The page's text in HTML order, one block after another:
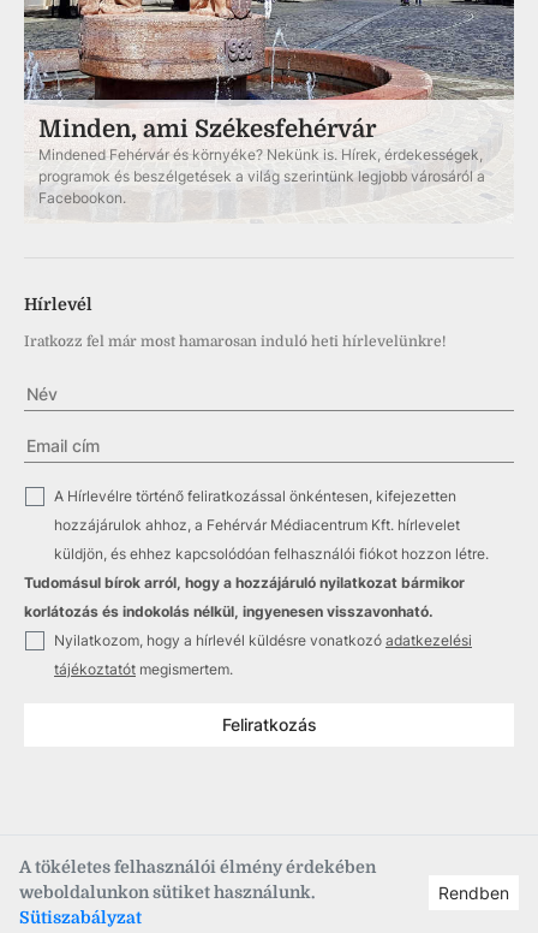
A tökéletes felhasználói élmény érdekében
weboldalunkon sütiket használunk.
Sütiszabályzat
Rendben
Minden, ami Székesfehérvár
Mindened Fehérvár és környéke? Nekünk is. Hírek, érdekességek,
programok és beszélgetések a világ szerintünk legjobb városáról a
Facebookon.
Hírlevél
Iratkozz fel már most hamarosan induló heti hírlevelünkre!
✓
A Hírlevélre történő feliratkozással önkéntesen, kifejezetten
hozzájárulok ahhoz, a Fehérvár Médiacentrum Kft. hírlevelet
küldjön, és ehhez kapcsolódóan felhasználói fiókot hozzon létre.
Tudomásul bírok arról, hogy a hozzájáruló nyilatkozat bármikor
korlátozás és indokolás nélkül, ingyenesen visszavonható.
✓ Nyilatkozom, hogy a hírlevél küldésre vonatkozó adatkezelési
tájékoztatót megismertem.
Feliratkozás
Copyright © 2021–2026 Fehérvár Médiacentrum, fmc.hu